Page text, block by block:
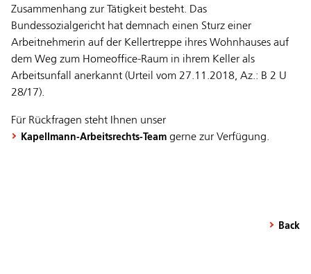
Zusammenhang zur Tätigkeit besteht. Das
Bundessozialgericht hat demnach einen Sturz einer
Arbeitnehmerin auf der Kellertreppe ihres Wohnhauses auf
dem Weg zum Homeoffice-Raum in ihrem Keller als
Arbeitsunfall anerkannt (Urteil vom 27.11.2018, Az.: B 2 U
28/17).
Für Rückfragen steht Ihnen unser
Kapellmann-Arbeitsrechts-Team gerne zur Verfügung.
Back